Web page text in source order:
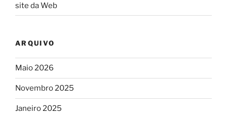
site da Web
ARQUIVO
Maio 2026
Novembro 2025
Janeiro 2025